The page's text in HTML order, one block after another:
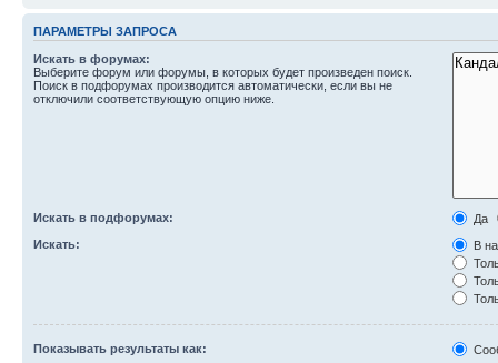
ПАРАМЕТРЫ ЗАПРОСА
Искать в форумах:
Выберите форум или форумы, в которых будет произведен поиск.
Поиск в подфорумах производится автоматически, если вы не
отключили соответствующую опцию ниже.
Искать в подфорумах:
Да
Искать:
В
Показывать результаты как: